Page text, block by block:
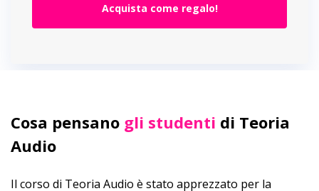
Acquista come regalo!
Cosa pensano gli studenti di Teoria
Audio
Il corso di Teoria Audio è stato apprezzato per la